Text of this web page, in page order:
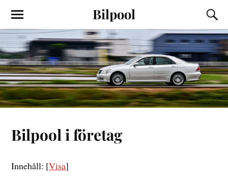
Bilpool
Bilpool i företag
Innehåll: [Visa]